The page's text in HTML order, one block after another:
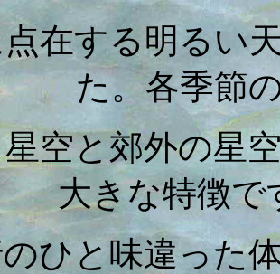
在する明るい
た。各季節
空と郊外の星
大きな特徴で
ひと味違った